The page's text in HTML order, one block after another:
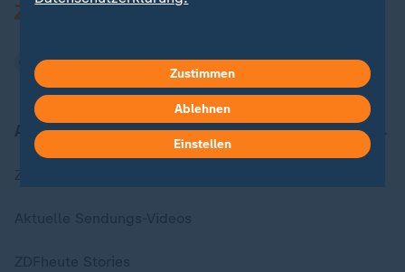
Aktuell bei ZDFheute
Zustimmen
Ablehnen
Einstellen